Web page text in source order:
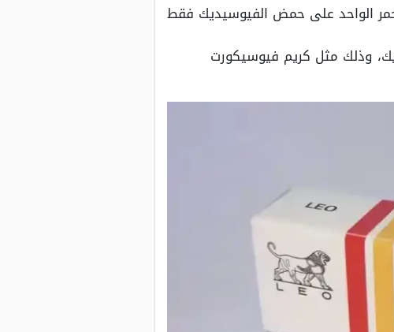
الواحد على حمض الفيوسيديك فقط
وذلك مثل كريم فيوسيكورت